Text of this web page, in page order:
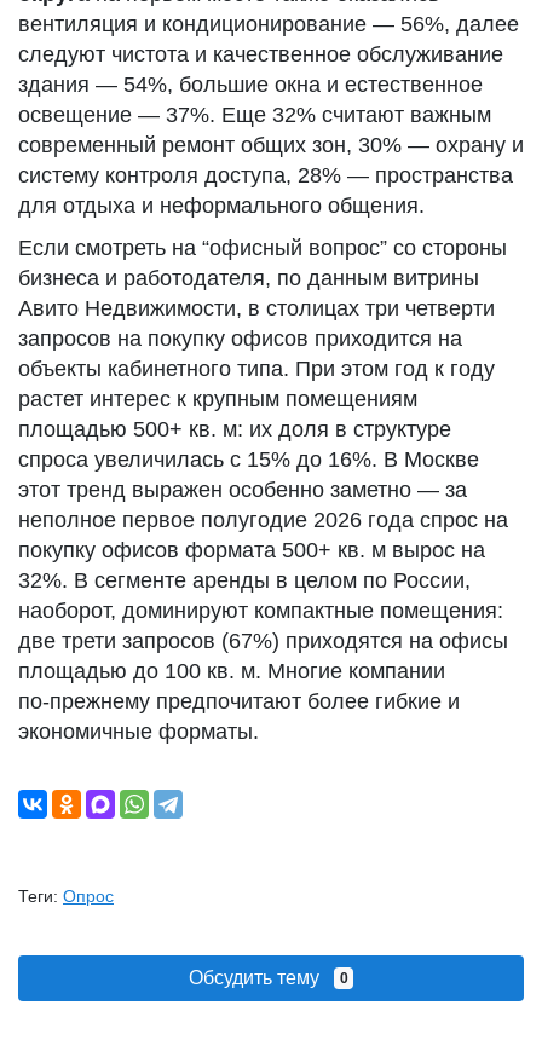
вентиляция и кондиционирование — 56%, далее
следуют чистота и качественное обслуживание
здания — 54%, большие окна и естественное
освещение — 37%. Еще 32% считают важным
современный ремонт общих зон, 30% — охрану и
систему контроля доступа, 28% — пространства
для отдыха и неформального общения.
Если смотреть на “офисный вопрос” со стороны
бизнеса и работодателя, по данным витрины
Авито Недвижимости, в столицах три четверти
запросов на покупку офисов приходится на
объекты кабинетного типа. При этом год к году
растет интерес к крупным помещениям
площадью 500+ кв. м: их доля в структуре
спроса увеличилась с 15% до 16%. В Москве
этот тренд выражен особенно заметно — за
неполное первое полугодие 2026 года спрос на
покупку офисов формата 500+ кв. м вырос на
32%. В сегменте аренды в целом по России,
наоборот, доминируют компактные помещения:
две трети запросов (67%) приходятся на офисы
площадью до 100 кв. м. Многие компании
по‑прежнему предпочитают более гибкие и
экономичные форматы.
Теги: Опрос
Обсудить тему 0